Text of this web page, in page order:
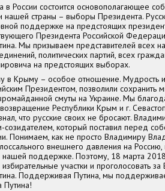
в России состоится основополагающее
нашей страны – выборы Президента.
поддержке на предстоящих
Президента Российской
Мы призываем представителей всех
политических партий, всех
на предстоящих выборах.
в Крыму – особое отношение. Мудрость и
Президентом, позволили сохранить
смуты на Украине. Мы
Республики Крым и г.
что русские своих не бросают.
созидателем, который поставил перед
Понимаем, как не просто Владимиру
внешнего давления на
нашей поддержке. Поэтому, 18 марта
участки и проголосовать
Поддерживая Путина, мы
Путина!